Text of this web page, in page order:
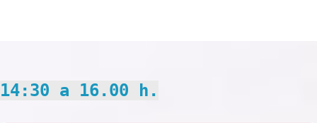
14:30 a 16.00 h.